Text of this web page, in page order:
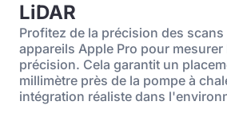
LiDAR
Profitez de la précision des scans
appareils Apple Pro pour
précision. Cela garantit un
millimètre près de la pompe à
intégration réaliste dans